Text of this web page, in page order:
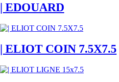
| EDOUARD
| ELIOT COIN 7.5X7.5